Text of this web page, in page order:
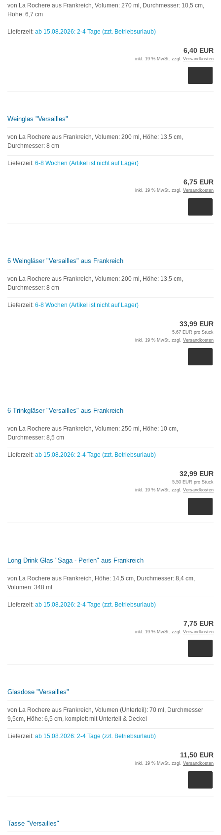
von La Rochere aus Frankreich, Volumen: 270 ml, Durchmesser: 10,5 cm,
Höhe: 6,7 cm
Lieferzeit: ab 15.08.2026: 2-4 Tage (zzt. Betriebsurlaub)
6,40 EUR
inkl. 19 % MwSt. zzgl. Versandkosten
Weinglas "Versailles"
von La Rochere aus Frankreich, Volumen: 200 ml, Höhe: 13,5 cm,
Durchmesser: 8 cm
Lieferzeit: 6-8 Wochen (Artikel ist nicht auf Lager)
6,75 EUR
inkl. 19 % MwSt. zzgl. Versandkosten
6 Weingläser "Versailles" aus Frankreich
von La Rochere aus Frankreich, Volumen: 200 ml, Höhe: 13,5 cm,
Durchmesser: 8 cm
Lieferzeit: 6-8 Wochen (Artikel ist nicht auf Lager)
33,99 EUR
5,67 EUR pro Stück
inkl. 19 % MwSt. zzgl. Versandkosten
6 Trinkgläser "Versailles" aus Frankreich
von La Rochere aus Frankreich, Volumen: 250 ml, Höhe: 10 cm,
Durchmesser: 8,5 cm
Lieferzeit: ab 15.08.2026: 2-4 Tage (zzt. Betriebsurlaub)
32,99 EUR
5,50 EUR pro Stück
inkl. 19 % MwSt. zzgl. Versandkosten
Long Drink Glas "Saga - Perlen" aus Frankreich
von La Rochere aus Frankreich, Höhe: 14,5 cm, Durchmesser: 8,4 cm,
Volumen: 348 ml
Lieferzeit: ab 15.08.2026: 2-4 Tage (zzt. Betriebsurlaub)
7,75 EUR
inkl. 19 % MwSt. zzgl. Versandkosten
Glasdose "Versailles"
von La Rochere aus Frankreich, Volumen (Unterteil): 70 ml, Durchmesser
9,5cm, Höhe: 6,5 cm, komplett mit Unterteil & Deckel
Lieferzeit: ab 15.08.2026: 2-4 Tage (zzt. Betriebsurlaub)
11,50 EUR
inkl. 19 % MwSt. zzgl. Versandkosten
Tasse "Versailles"